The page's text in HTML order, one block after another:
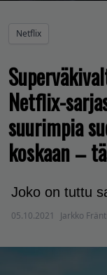
Netflix
Netflix-
suurimpia
koskaan –
Joko on tuttu
05.10.2021 Jarkko